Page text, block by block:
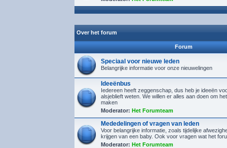
Over het forum
Forum
Speciaal voor nieuwe leden
Belangrijke informatie voor onze nieuwelingen
Ideeënbus
Iedereen heeft zeggenschap, dus heb je ideeën
alsjeblieft weten. We willen er alles aan doen om
maken
Moderator: Het Forumteam
Mededelingen of vragen van leden
Voor belangrijke informatie, zoals tijdelijke
krijgen van een baby. Ook voor vragen wat het
Moderator: Het Forumteam